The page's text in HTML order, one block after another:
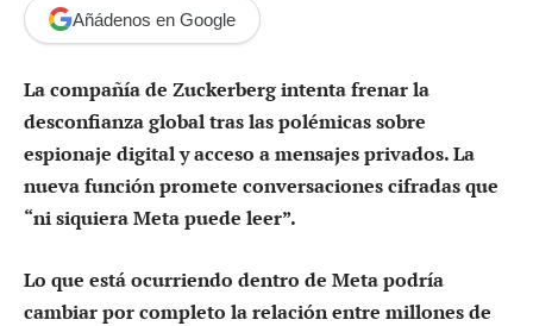
Añádenos en Google
La compañía de Zuckerberg intenta frenar la
desconfianza global tras las polémicas sobre
espionaje digital y acceso a mensajes privados. La
nueva función promete conversaciones cifradas que
“ni siquiera Meta puede leer”.
Lo que está ocurriendo dentro de Meta podría
cambiar por completo la relación entre millones de